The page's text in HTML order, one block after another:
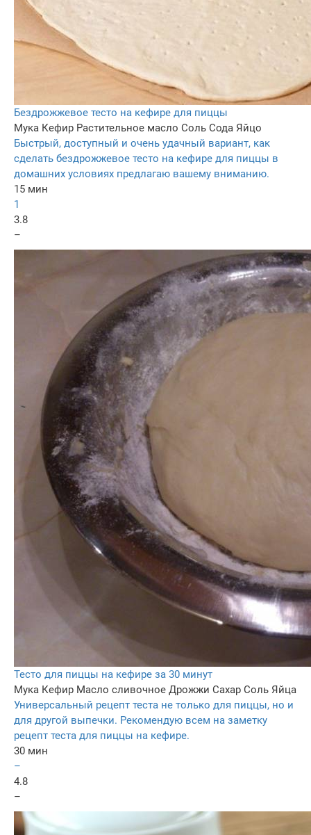
Бездрожжевое тесто на кефире для пиццы
Мука Кефир Растительное масло Соль Сода Яйцо
Быстрый, доступный и очень удачный вариант, как
сделать бездрожжевое тесто на кефире для пиццы в
домашних условиях предлагаю вашему вниманию.
15 мин
1
3.8
–
Тесто для пиццы на кефире за 30 минут
Мука Кефир Масло сливочное Дрожжи Сахар Соль Яйца
Универсальный рецепт теста не только для пиццы, но и
для другой выпечки. Рекомендую всем на заметку
рецепт теста для пиццы на кефире.
30 мин
–
4.8
–